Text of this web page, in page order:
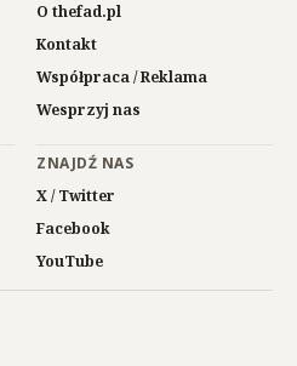
O thefad.pl
Kontakt
Współpraca / Reklama
Wesprzyj nas
ZNAJDŹ NAS
X / Twitter
Facebook
YouTube